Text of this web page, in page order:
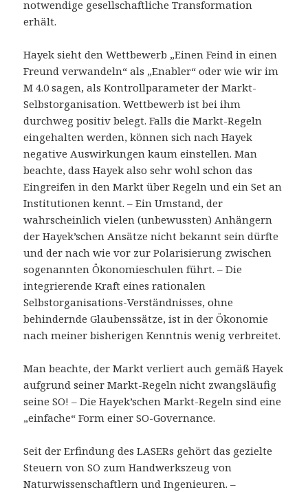
notwendige gesellschaftliche Transformation
erhält.
Hayek sieht den Wettbewerb „Einen Feind in einen
Freund verwandeln“ als „Enabler“ oder wie wir im
M 4.0 sagen, als Kontrollparameter der Markt-
Selbstorganisation. Wettbewerb ist bei ihm
durchweg positiv belegt. Falls die Markt-Regeln
eingehalten werden, können sich nach Hayek
negative Auswirkungen kaum einstellen. Man
beachte, dass Hayek also sehr wohl schon das
Eingreifen in den Markt über Regeln und ein Set an
Institutionen kennt. – Ein Umstand, der
wahrscheinlich vielen (unbewussten) Anhängern
der Hayek’schen Ansätze nicht bekannt sein dürfte
und der nach wie vor zur Polarisierung zwischen
sogenannten Ökonomieschulen führt. – Die
integrierende Kraft eines rationalen
Selbstorganisations-Verständnisses, ohne
behindernde Glaubenssätze, ist in der Ökonomie
nach meiner bisherigen Kenntnis wenig verbreitet.
Man beachte, der Markt verliert auch gemäß Hayek
aufgrund seiner Markt-Regeln nicht zwangsläufig
seine SO! – Die Hayek’schen Markt-Regeln sind eine
„einfache“ Form einer SO-Governance.
Seit der Erfindung des LASERs gehört das gezielte
Steuern von SO zum Handwerkszeug von
Naturwissenschaftlern und Ingenieuren. –